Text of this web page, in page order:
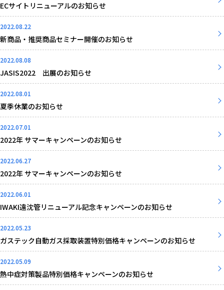
ECサイトリニューアルのお知らせ
2022.08.22
新商品・推奨商品セミナー開催のお知らせ
2022.08.08
JASIS2022 出展のお知らせ
2022.08.01
夏季休業のお知らせ
2022.07.01
2022年 サマーキャンペーンのお知らせ
2022.06.27
2022年 サマーキャンペーンのお知らせ
2022.06.01
IWAKI遠沈管リニューアル記念キャンペーンのお知らせ
2022.05.23
ガステック自動ガス採取装置特別価格キャンペーンのお知らせ
2022.05.09
熱中症対策製品特別価格キャンペーンのお知らせ